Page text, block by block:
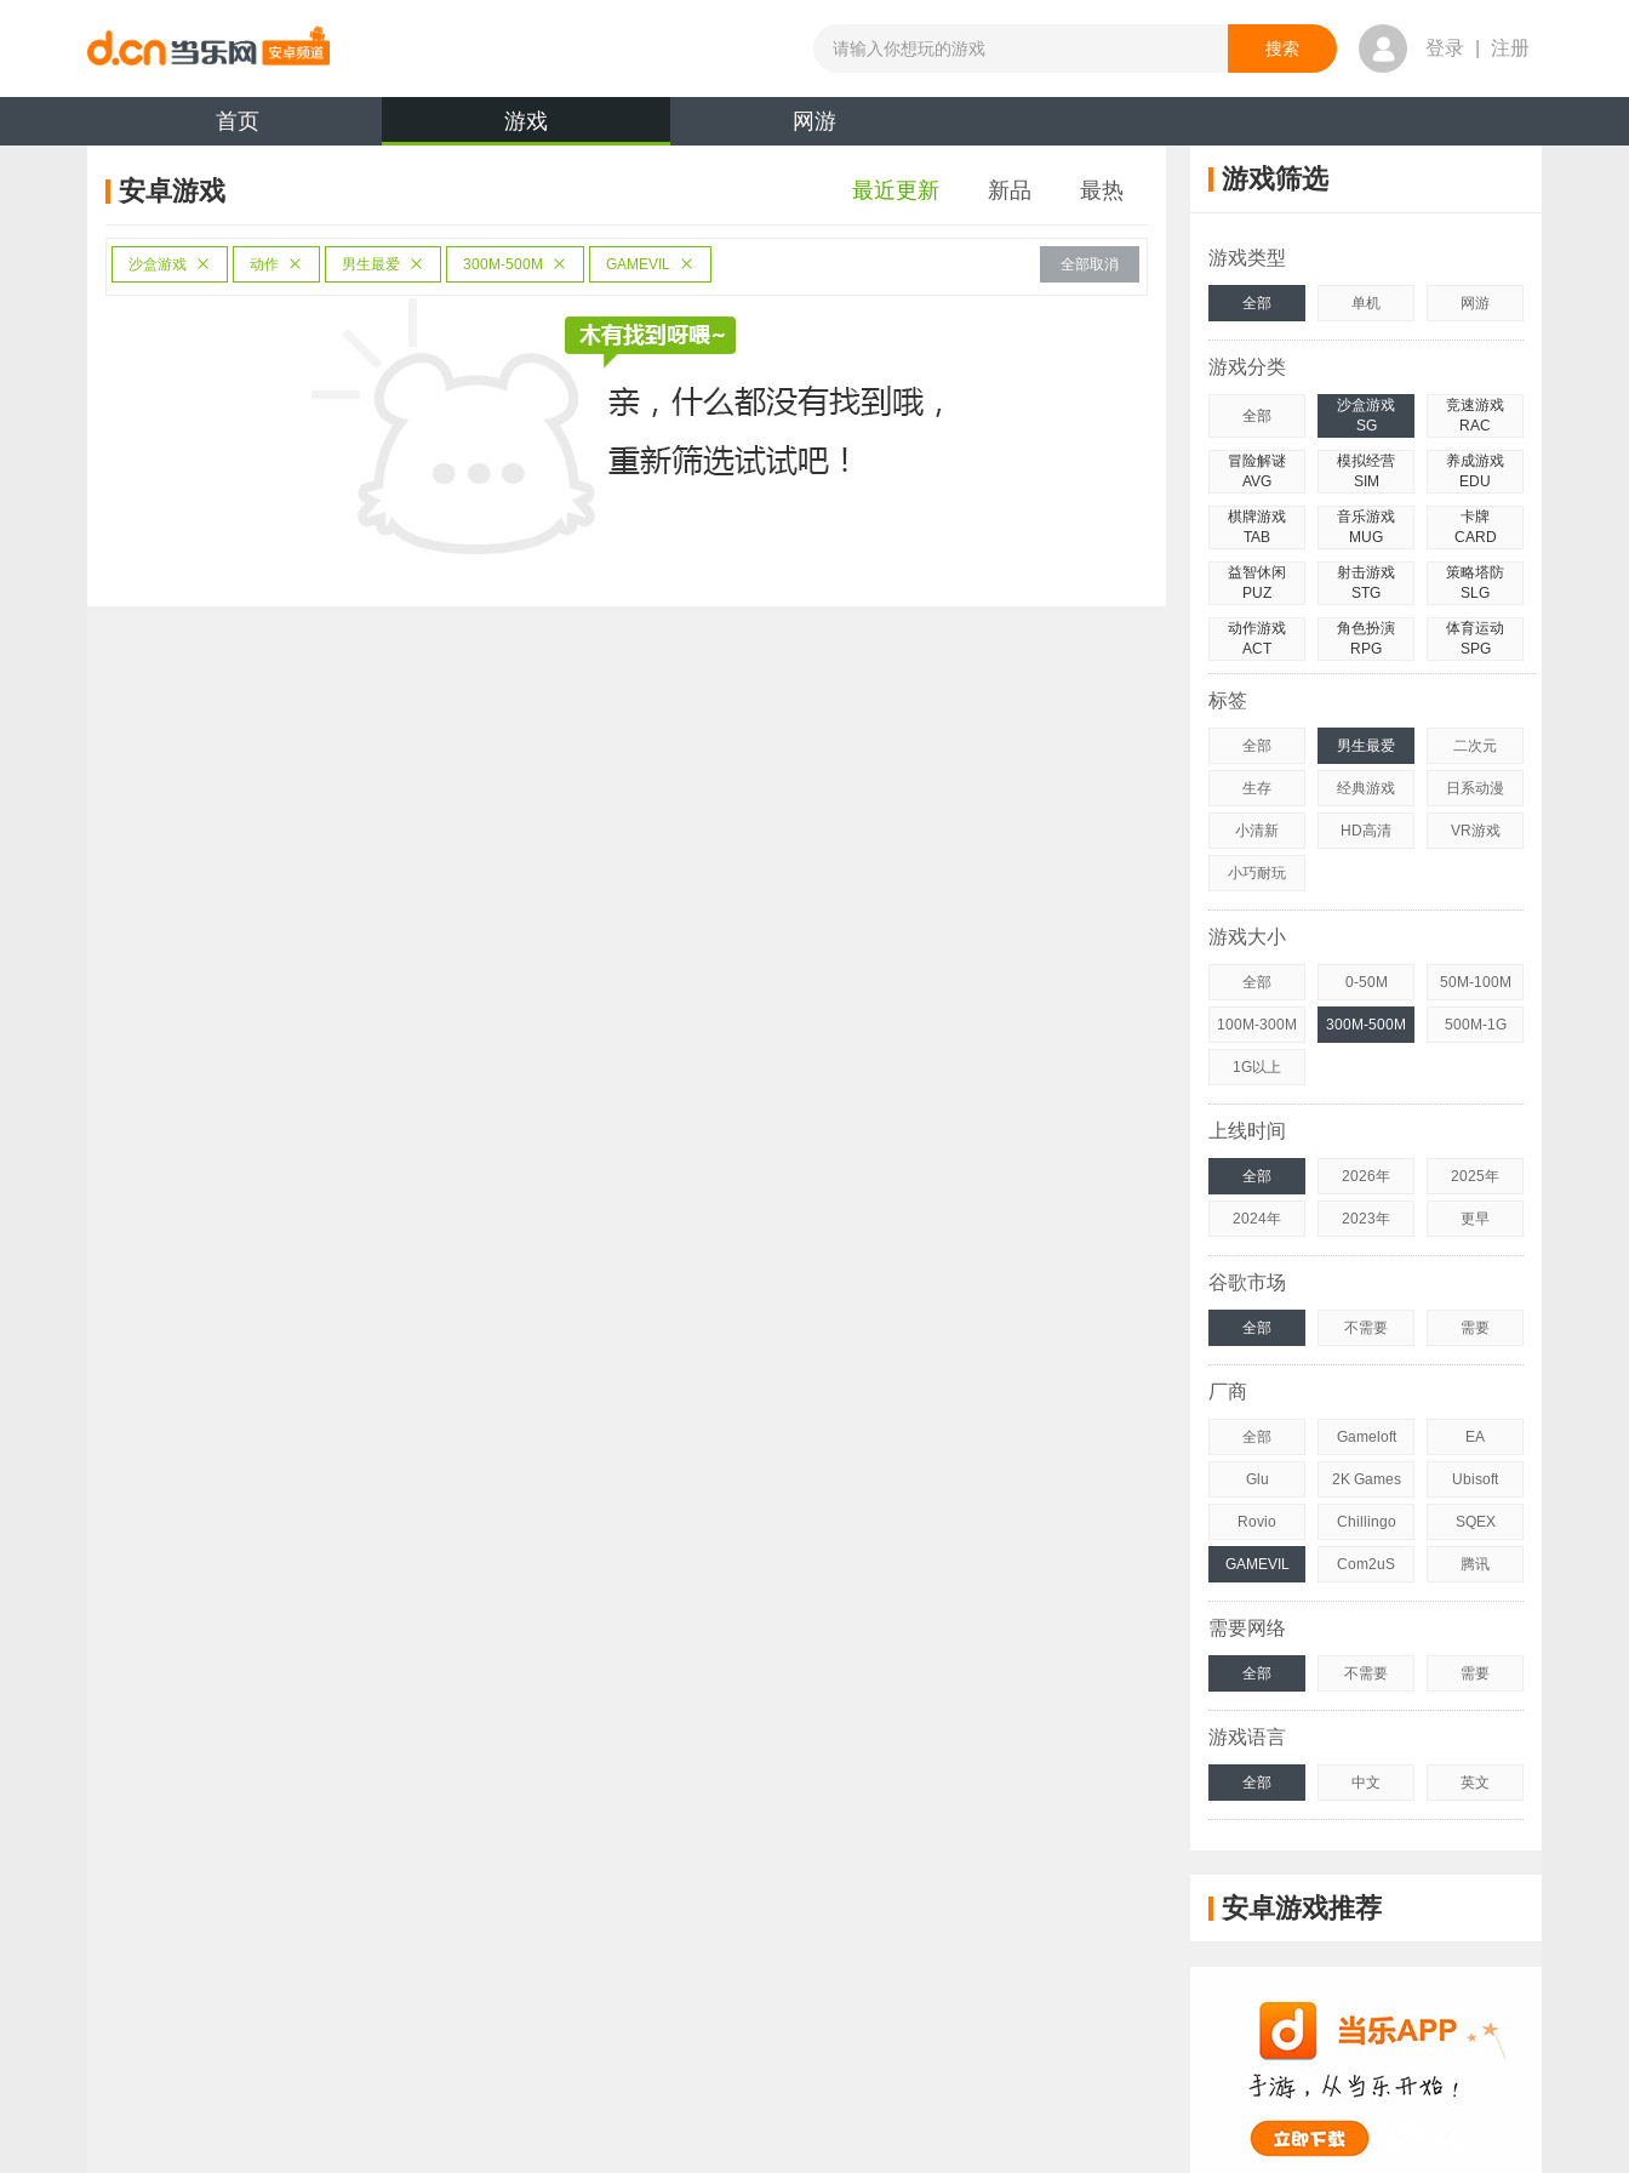
登录 注册
首页 游戏 网游
安卓游戏 最近更新 新品 最热
沙盒游戏 动作 男生最爱 300M-500M GAMEVIL 全部取消
游戏筛选
游戏类型
全部 单机 网游
游戏分类
全部
沙盒游戏
SG
竞速游戏
RAC
冒险解谜
AVG
模拟经营
SIM
养成游戏
EDU
棋牌游戏
TAB
音乐游戏
MUG
卡牌
CARD
益智休闲
PUZ
射击游戏
STG
策略塔防
SLG
动作游戏
ACT
角色扮演
RPG
体育运动
SPG
标签
全部 男生最爱 二次元
生存 经典游戏 日系动漫
小清新 HD高清 VR游戏
小巧耐玩
游戏大小
全部 0-50M 50M-100M
100M-300M 300M-500M 500M-1G
1G以上
上线时间
全部 2026年 2025年
2024年 2023年 更早
谷歌市场
全部 不需要 需要
厂商
全部 Gameloft EA
Glu 2K Games Ubisoft
Rovio Chillingo SQEX
GAMEVIL Com2uS 腾讯
需要网络
全部 不需要 需要
游戏语言
全部 中文 英文
安卓游戏推荐